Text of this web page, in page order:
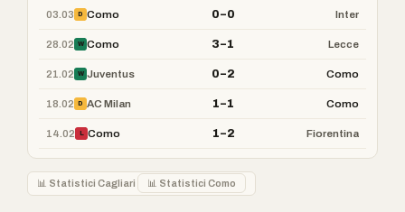
03.03 D Como 0–0 Inter
28.02 W Como 3–1 Lecce
21.02 W Juventus 0–2 Como
18.02 D AC Milan 1–1 Como
14.02 L Como 1–2 Fiorentina
📊 Statistici Cagliari 📊 Statistici Como